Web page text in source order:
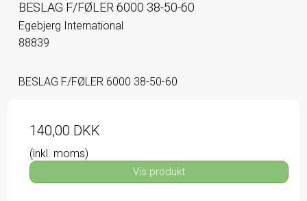
BESLAG F/FØLER 6000 38-50-60
Egebjerg International
88839
BESLAG F/FØLER 6000 38-50-60
140,00 DKK
(inkl. moms)
Vis produkt